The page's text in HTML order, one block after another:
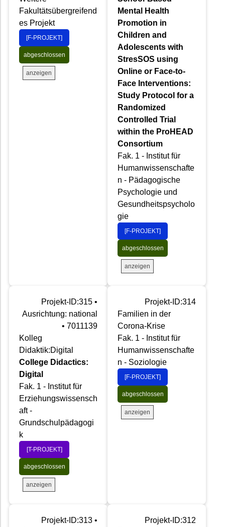
Fakultätsübergreifend
es Projekt
[F-PROJEKT]
abgeschlossen
anzeigen
Mental Health
Promotion in
Children and
Adolescents with
StresSOS using
Online or Face-to-
Face Interventions:
Study Protocol for a
Randomized
Controlled Trial
within the ProHEAD
Consortium
Fak. 1 - Institut für
Humanwissenschafte
n - Pädagogische
Psychologie und
Gesundheitspsycholo
gie
[F-PROJEKT]
abgeschlossen
anzeigen
Projekt-ID:315 •
Ausrichtung: national
• 7011139
Kolleg
Didaktik:Digital
College Didactics:
Digital
Fak. 1 - Institut für
Erziehungswissensch
aft -
Grundschulpädagogi
k
[T-PROJEKT]
abgeschlossen
anzeigen
Projekt-ID:314
Familien in der
Corona-Krise
Fak. 1 - Institut für
Humanwissenschafte
n - Soziologie
[F-PROJEKT]
abgeschlossen
anzeigen
Projekt-ID:313 •
Projekt-ID:312